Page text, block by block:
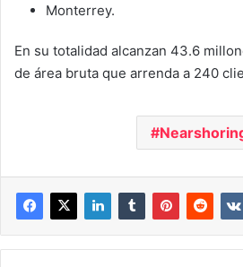
Monterrey.
En su totalidad alcanzan 43.6
de área bruta que arrenda a 240